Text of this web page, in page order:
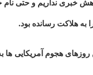
نداریم و حتی نام
به هلاکت رسانده بود.
هجوم آمریکایی ­ها